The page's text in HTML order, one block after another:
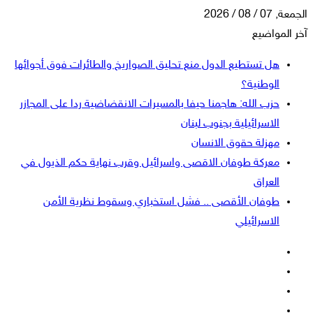
الجمعة, 07 / 08 / 2026
آخر المواضيع
هل تستطيع الدول منع تحليق الصواريخ والطائرات فوق أجوائها
الوطنية؟
حزب الله: هاجمنا حيفا بالمسيرات الانقضاضية ردا على المجازر
الاسرائيلية بجنوب لبنان
مهزلة حقوق الانسان
معركة طوفان الاقصى واسرائيل وقرب نهاية حكم الذيول في
العراق
طوفان الأقصى .. فشل استخباري وسقوط نظرية الأمن
الاسرائيلي